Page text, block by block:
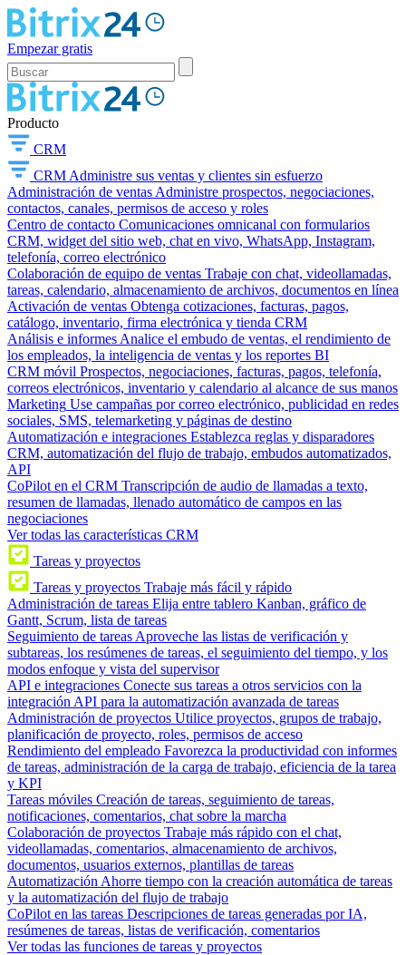
Empezar gratis
Producto
CRM
CRM Administre sus ventas y clientes sin esfuerzo
Administración de ventas Administre prospectos, negociaciones,
contactos, canales, permisos de acceso y roles
Centro de contacto Comunicaciones omnicanal con formularios
CRM, widget del sitio web, chat en vivo, WhatsApp, Instagram,
telefonía, correo electrónico
Colaboración de equipo de ventas Trabaje con chat, videollamadas,
tareas, calendario, almacenamiento de archivos, documentos en línea
Activación de ventas Obtenga cotizaciones, facturas, pagos,
catálogo, inventario, firma electrónica y tienda CRM
Análisis e informes Analice el embudo de ventas, el rendimiento de
los empleados, la inteligencia de ventas y los reportes BI
CRM móvil Prospectos, negociaciones, facturas, pagos, telefonía,
correos electrónicos, inventario y calendario al alcance de sus manos
Marketing Use campañas por correo electrónico, publicidad en redes
sociales, SMS, telemarketing y páginas de destino
Automatización e integraciones Establezca reglas y disparadores
CRM, automatización del flujo de trabajo, embudos automatizados,
API
CoPilot en el CRM Transcripción de audio de llamadas a texto,
resumen de llamadas, llenado automático de campos en las
negociaciones
Ver todas las características CRM
Tareas y proyectos
Tareas y proyectos Trabaje más fácil y rápido
Administración de tareas Elija entre tablero Kanban, gráfico de
Gantt, Scrum, lista de tareas
Seguimiento de tareas Aproveche las listas de verificación y
subtareas, los resúmenes de tareas, el seguimiento del tiempo, y los
modos enfoque y vista del supervisor
API e integraciones Conecte sus tareas a otros servicios con la
integración API para la automatización avanzada de tareas
Administración de proyectos Utilice proyectos, grupos de trabajo,
planificación de proyecto, roles, permisos de acceso
Rendimiento del empleado Favorezca la productividad con informes
de tareas, administración de la carga de trabajo, eficiencia de la tarea
y KPI
Tareas móviles Creación de tareas, seguimiento de tareas,
notificaciones, comentarios, chat sobre la marcha
Colaboración de proyectos Trabaje más rápido con el chat,
videollamadas, comentarios, almacenamiento de archivos,
documentos, usuarios externos, plantillas de tareas
Automatización Ahorre tiempo con la creación automática de tareas
y la automatización del flujo de trabajo
CoPilot en las tareas Descripciones de tareas generadas por IA,
resúmenes de tareas, listas de verificación, comentarios
Ver todas las funciones de tareas y proyectos